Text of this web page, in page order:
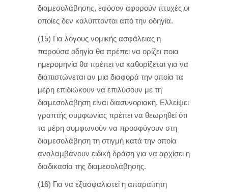
διαμεσολάβησης, εφόσον αφορούν πτυχές οι
οποίες δεν καλύπτονται από την οδηγία.
(15) Για λόγους νομικής ασφάλειας η
παρούσα οδηγία θα πρέπει να ορίζει ποια
ημερομηνία θα πρέπει να καθορίζεται για να
διαπιστώνεται αν μια διαφορά την οποία τα
μέρη επιδιώκουν να επιλύσουν με τη
διαμεσολάβηση είναι διασυνοριακή. Ελλείψει
γραπτής συμφωνίας πρέπει να θεωρηθεί ότι
τα μέρη συμφωνούν να προσφύγουν στη
διαμεσολάβηση τη στιγμή κατά την οποία
αναλαμβάνουν ειδική δράση για να αρχίσει η
διαδικασία της διαμεσολάβησης.
(16) Για να εξασφαλιστεί η απαραίτητη